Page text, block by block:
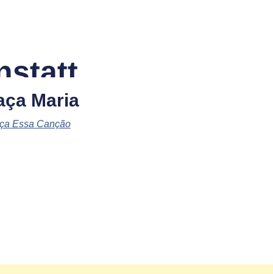
Maria
Essa Canção